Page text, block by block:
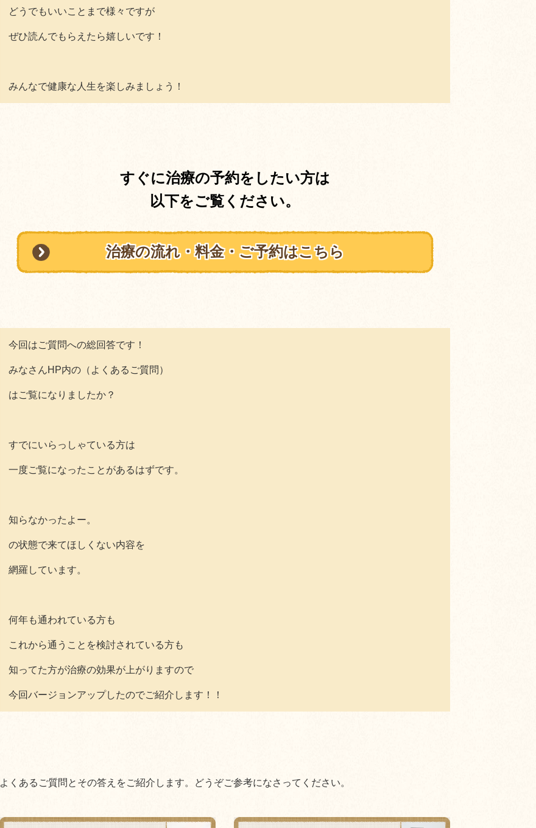
どうでもいいことまで様々ですが
ぜひ読んでもらえたら嬉しいです！
みんなで健康な人生を楽しみましょう！
すぐに治療の予約をしたい方は
以下をご覧ください。
治療の流れ・料金・ご予約はこちら
今回はご質問への総回答です！
みなさんHP内の（よくあるご質問）
はご覧になりましたか？
すでにいらっしゃている方は
一度ご覧になったことがあるはずです。
知らなかったよー。
の状態で来てほしくない内容を
網羅しています。
何年も通われている方も
これから通うことを検討されている方も
知ってた方が治療の効果が上がりますので
今回バージョンアップしたのでご紹介します！！
よくあるご質問とその答えをご紹介します。どうぞご参考になさってください。